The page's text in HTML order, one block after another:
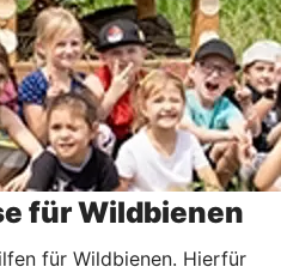
für Wildbienen
für Wildbienen. Hierfür